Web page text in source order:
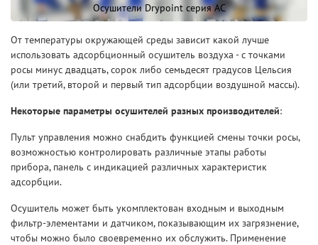
Осушители Drypoint серия AC
От температуры окружающей среды зависит какой лучше
использовать адсорбционный осушитель воздуха - с точками
росы минус двадцать, сорок либо семьдесят градусов Цельсия
(или третий, второй и первый тип адсорбции воздушной массы).
Некоторые параметры осушителей разных производителей:
Пульт управления можно снабдить функцией смены точки росы,
возможностью контролировать различные этапы работы
прибора, панель с индикацией различных характеристик
адсорбции.
Осушитель может быть укомплектован входным и выходным
фильтр-элементами и датчиком, показывающим их загрязнение,
чтобы можно было своевременно их обслужить. Применение